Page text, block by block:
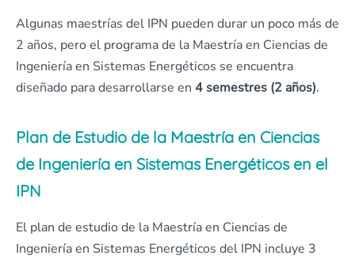
Algunas maestrías del IPN pueden durar un poco más de
2 años, pero el programa de la Maestría en Ciencias de
Ingeniería en Sistemas Energéticos se encuentra
diseñado para desarrollarse en 4 semestres (2 años).
Plan de Estudio de la Maestría en Ciencias
de Ingeniería en Sistemas Energéticos en el
IPN
El plan de estudio de la Maestría en Ciencias de
Ingeniería en Sistemas Energéticos del IPN incluye 3